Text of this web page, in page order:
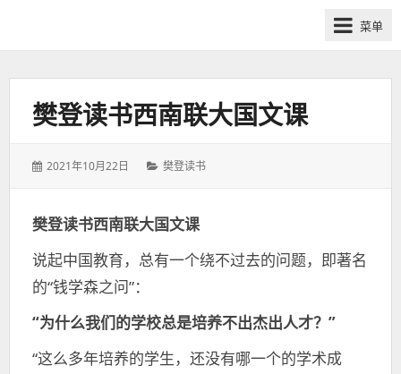
筹
群-
菜单
樊登读书西南联大国文课
发
2021年10月22日
分
樊登读书
樊登读书西南联大国文课
说起中国教育，总有一个绕不过去的问题，即著名
的“钱学森之问”：
“为什么我们的学校总是培养不出杰出人才？”
“这么多年培养的学生，还没有哪一个的学术成